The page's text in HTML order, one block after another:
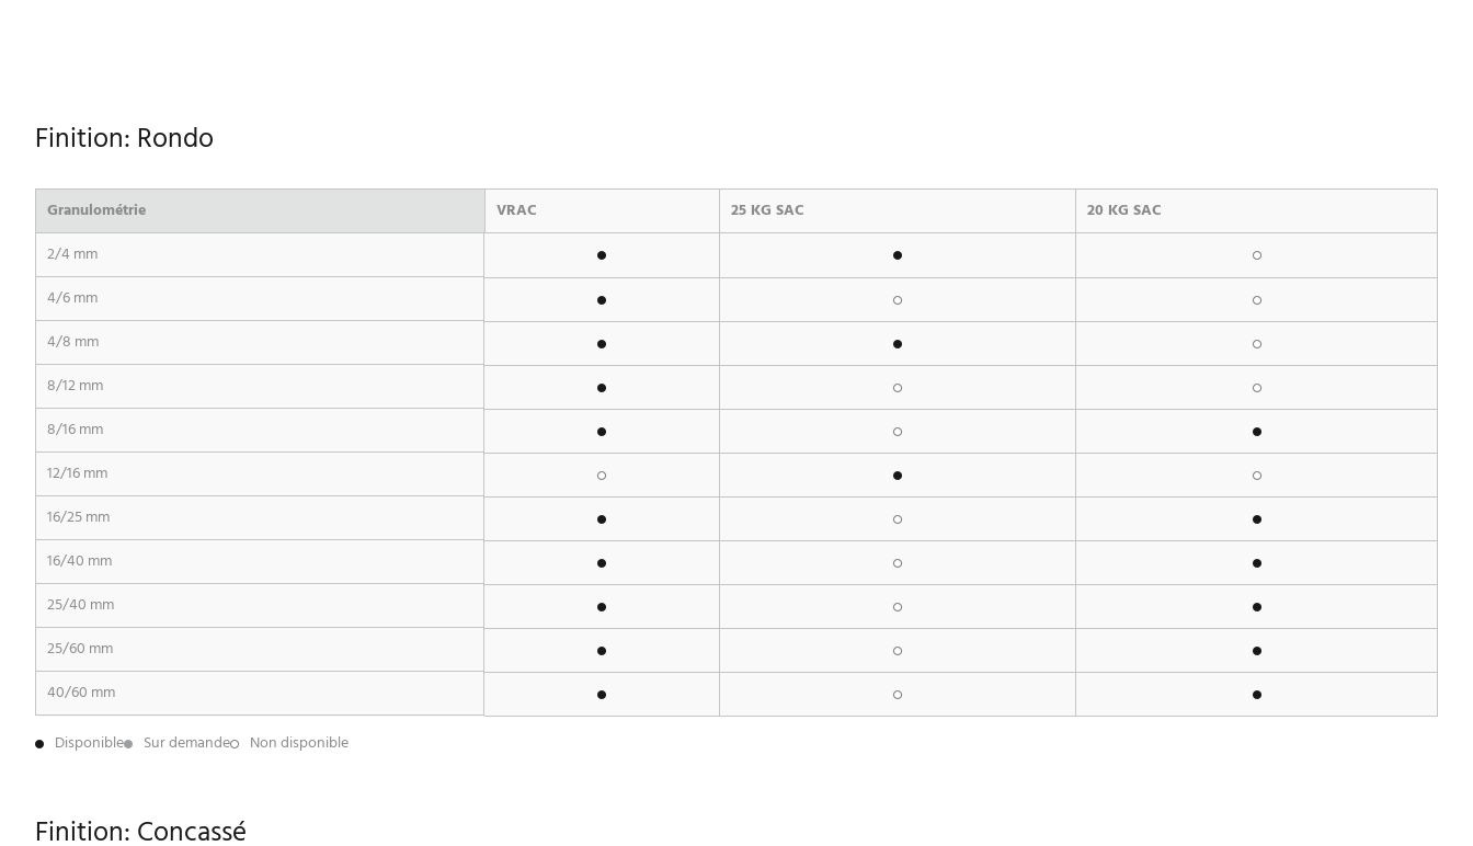
Finition: Rondo
Granulométrie VRAC 25 KG SAC
20 KG SAC
2/4 mm
4/6 mm
4/8 mm
8/12 mm
8/16 mm
12/16 mm
16/25 mm
16/40 mm
25/40 mm
25/60 mm
40/60 mm
Disponible
Sur demande Non disponible
Finition: Concassé